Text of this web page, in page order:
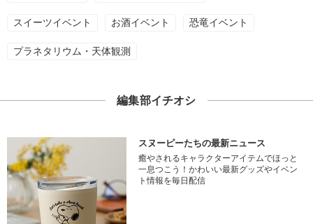
スイーツイベント お酒イベント 恐竜イベント
プラネタリウム・天体観測
編集部イチオシ
スヌーピーたちの最新ニュース
癒やされるキャラクターアイテムでほっと
一息つこう！かわいい最新グッズやイベン
ト情報を毎日配信